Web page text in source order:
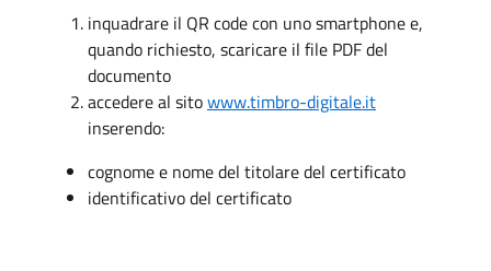
inquadrare il QR code con uno smartphone e,
quando richiesto, scaricare il file PDF del
documento
accedere al sitowww.timbro-digitale.it
inserendo:
cognome e nome del titolare del certificato
identificativo del certificato